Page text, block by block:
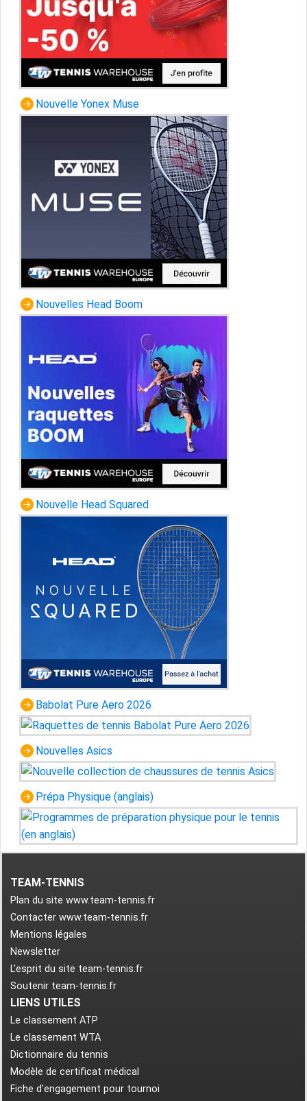
Nouvelle Yonex Muse
Nouvelles Head Boom
Nouvelle Head Squared
Babolat Pure Aero 2026
Nouvelles Asics
Prépa Physique (anglais)
TEAM-TENNIS
Plan du site www.team-tennis.fr
Contacter www.team-tennis.fr
Mentions légales
Newsletter
L'esprit du site team-tennis.fr
Soutenir team-tennis.fr
LIENS UTILES
Le classement ATP
Le classement WTA
Dictionnaire du tennis
Modèle de certificat médical
Fiche d'engagement pour tournoi